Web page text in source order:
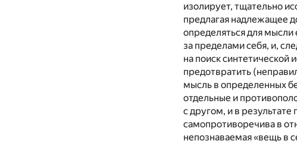
изолирует, тщательно
предлагая надлежащее
определяться для
за пределами себя, и,
на поиск синтетической
предотвратить
мысль в определенных
отдельные и
с другом, и в
самопротиворечива в
непознаваемая «вещь в